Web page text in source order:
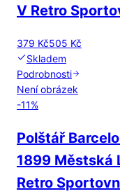
V Retro
379 Kč505 Kč
Skladem
Podrobnosti
Není obrázek
-11%
Polštář
1899 Městská
Retro